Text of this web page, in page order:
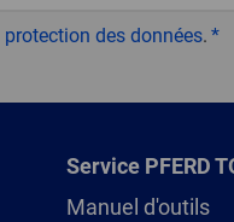
protection des données.
Service PFERD
Manuel d'outils